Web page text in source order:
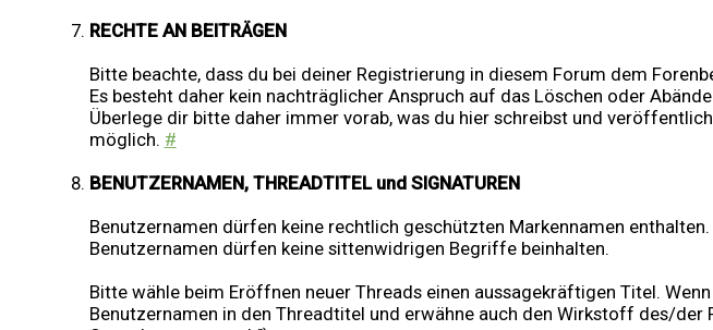
RECHTE AN BEITRÄGEN
Bitte beachte, dass du bei deiner Registrierung in diesem Forum dem
Es besteht daher kein nachträglicher Anspruch auf das Löschen oder
Überlege dir bitte daher immer vorab, was du hier schreibst und
möglich. #
BENUTZERNAMEN, THREADTITEL und SIGNATUREN
Benutzernamen dürfen keine rechtlich geschützten Markennamen enthalten.
Benutzernamen dürfen keine sittenwidrigen Begriffe beinhalten.
Bitte wähle beim Eröffnen neuer Threads einen aussagekräftigen Titel.
Benutzernamen in den Threadtitel und erwähne auch den Wirkstoff des/